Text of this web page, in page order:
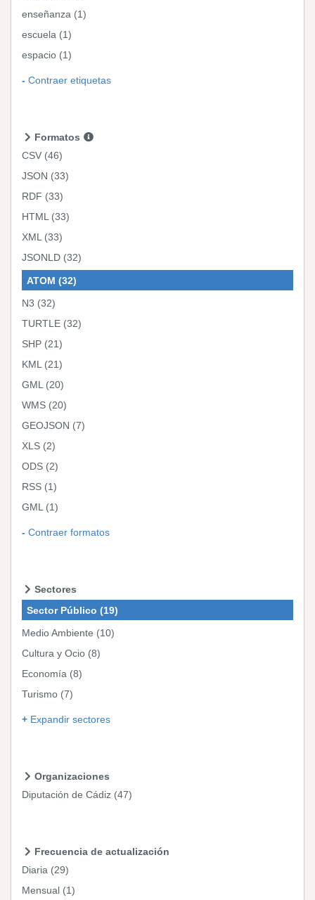
enseñanza (1)
escuela (1)
espacio (1)
Contraer etiquetas
Formatos
CSV (46)
JSON (33)
RDF (33)
HTML (33)
XML (33)
JSONLD (32)
ATOM (32)
N3 (32)
TURTLE (32)
SHP (21)
KML (21)
GML (20)
WMS (20)
GEOJSON (7)
XLS (2)
ODS (2)
RSS (1)
GML (1)
Contraer formatos
Sectores
Sector Público (19)
Medio Ambiente (10)
Cultura y Ocio (8)
Economía (8)
Turismo (7)
Expandir sectores
Organizaciones
Diputación de Cádiz (47)
Frecuencia de actualización
Diaria (29)
Mensual (1)